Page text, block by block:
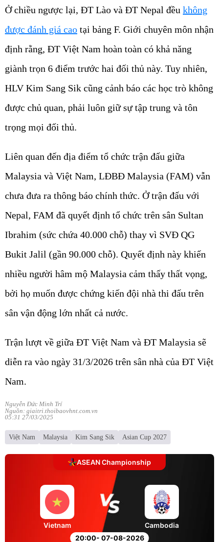
Ở chiều ngược lại, ĐT Lào và ĐT Nepal đều không
được đánh giá cao tại bảng F. Giới chuyên môn nhận
định rằng, ĐT Việt Nam hoàn toàn có khả năng
giành trọn 6 điểm trước hai đối thủ này. Tuy nhiên,
HLV Kim Sang Sik cũng cảnh báo các học trò không
được chủ quan, phải luôn giữ sự tập trung và tôn
trọng mọi đối thủ.
Liên quan đến địa điểm tổ chức trận đấu giữa
Malaysia và Việt Nam, LĐBĐ Malaysia (FAM) vẫn
chưa đưa ra thông báo chính thức. Ở trận đấu với
Nepal, FAM đã quyết định tổ chức trên sân Sultan
Ibrahim (sức chứa 40.000 chỗ) thay vì SVĐ QG
Bukit Jalil (gần 90.000 chỗ). Quyết định này khiến
nhiều người hâm mộ Malaysia cảm thấy thất vọng,
bởi họ muốn được chứng kiến đội nhà thi đấu trên
sân vận động lớn nhất cả nước.
Trận lượt về giữa ĐT Việt Nam và ĐT Malaysia sẽ
diễn ra vào ngày 31/3/2026 trên sân nhà của ĐT Việt
Nam.
Nguyễn Đức Minh Trí
Nguồn: giaitri.thoibaovhnt.com.vn
05:31 27/03/2025
Việt Nam Malaysia Kim Sang Sik Asian Cup 2027
ASEAN Championship
20:00- 07-08-2026
Vietnam Cambodia